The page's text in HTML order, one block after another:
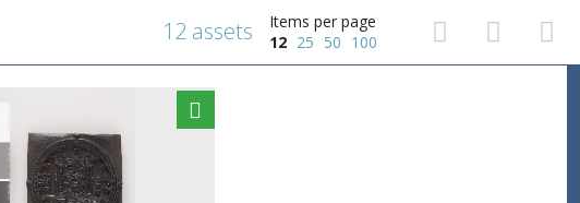
Items per page
12 25 50 100
12 assets